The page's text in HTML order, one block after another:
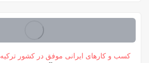
کسب و کارهای ایرانی موفق در کشور ترکیه